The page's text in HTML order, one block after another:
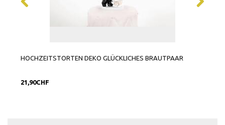
HOCHZEITSTORTEN DEKO GLÜCKLICHES BRAUTPAAR
21,90CHF